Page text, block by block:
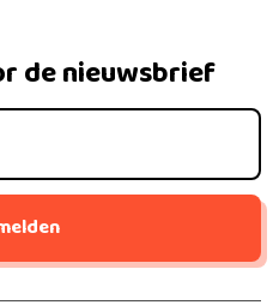
de nieuwsbrief